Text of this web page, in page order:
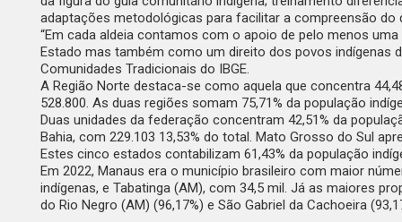
adaptações metodológicas para facilitar a compreensão do
“Em cada aldeia contamos com o apoio de pelo menos
Estado mas também como um direito dos povos indígenas
Comunidades Tradicionais do IBGE.
A Região Norte destaca-se como aquela que concentra
528.800. As duas regiões somam 75,71% da população
Duas unidades da federação concentram 42,51% da
Bahia, com 229.103 13,53% do total. Mato Grosso do Sul
Estes cinco estados contabilizam 61,43% da população
Em 2022, Manaus era o município brasileiro com maior
indígenas, e Tabatinga (AM), com 34,5 mil. Já as maiores
do Rio Negro (AM) (96,17%) e São Gabriel da Cachoeira